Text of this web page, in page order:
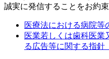
誠実に発信することをお約束
医療法における病院等
医業若しくは歯科医業
る広告等に関する指針